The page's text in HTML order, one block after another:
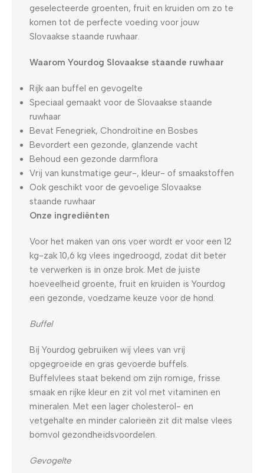
geselecteerde groenten, fruit en kruiden om zo te
komen tot de perfecte voeding voor jouw
Slovaakse staande ruwhaar.
Waarom Yourdog Slovaakse staande ruwhaar
Rijk aan buffel en gevogelte
Speciaal gemaakt voor de Slovaakse staande
ruwhaar
Bevat Fenegriek, Chondroïtine en Bosbes
Bevordert een gezonde, glanzende vacht
Behoud een gezonde darmflora
Vrij van kunstmatige geur-, kleur- of smaakstoffen
Ook geschikt voor de gevoelige Slovaakse
staande ruwhaar
Onze ingrediënten
Voor het maken van ons voer wordt er voor een 12
kg-zak 10,6 kg vlees ingedroogd, zodat dit beter
te verwerken is in onze brok. Met de juiste
hoeveelheid groente, fruit en kruiden is Yourdog
een gezonde, voedzame keuze voor de hond.
Buffel
Bij Yourdog gebruiken wij vlees van vrij
opgegroeide en gras gevoerde buffels.
Buffelvlees staat bekend om zijn romige, frisse
smaak en rijke kleur en zit vol met vitaminen en
mineralen. Met een lager cholesterol- en
vetgehalte en minder calorieën zit dit malse vlees
bomvol gezondheidsvoordelen.
Gevogelte